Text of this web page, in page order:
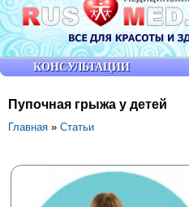
Пупочная грыжа у детей
Главная » Статьи
КОНСУЛЬТАЦИИ